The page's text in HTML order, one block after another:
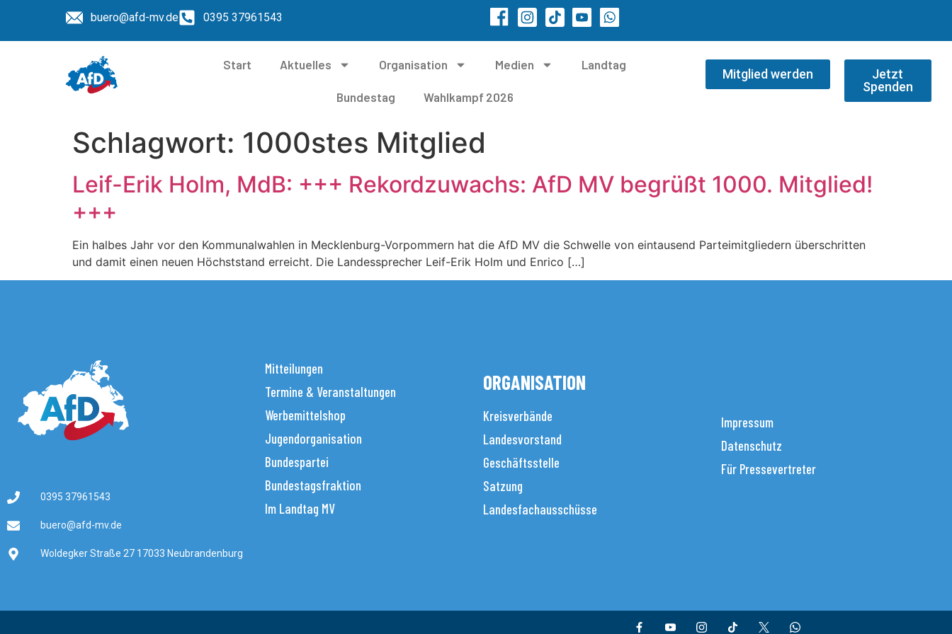
buero@afd-mv.de 0395 37961543
Start Aktuelles Organisation Medien Landtag
Bundestag Wahlkampf 2026
Mitglied werden
Jetzt
Spenden
Schlagwort: 1000stes Mitglied
Leif-Erik Holm, MdB: +++ Rekordzuwachs: AfD MV begrüßt 1000. Mitglied!
+++
Ein halbes Jahr vor den Kommunalwahlen in Mecklenburg-Vorpommern hat die AfD MV die Schwelle von eintausend Parteimitgliedern überschritten
und damit einen neuen Höchststand erreicht. Die Landessprecher Leif-Erik Holm und Enrico […]
0395 37961543
buero@afd-mv.de
Woldegker Straße 27 17033 Neubrandenburg
Mitteilungen
Termine & Veranstaltungen
Werbemittelshop
Jugendorganisation
Bundespartei
Bundestagsfraktion
Im Landtag MV
ORGANISATION
Kreisverbände
Landesvorstand
Geschäftsstelle
Satzung
Landesfachausschüsse
Impressum
Datenschutz
Für Pressevertreter